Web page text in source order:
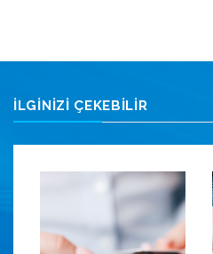
İLGİNİZİ ÇEKEBİLİR